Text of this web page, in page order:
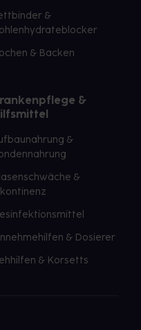
&
& Backen
&
&
&
& Dosierer
& Korsetts